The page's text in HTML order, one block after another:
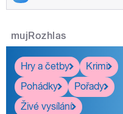
mujRozhlas
Hry a četby
Krimi
Pohádky
Pořady
Živé vysílání